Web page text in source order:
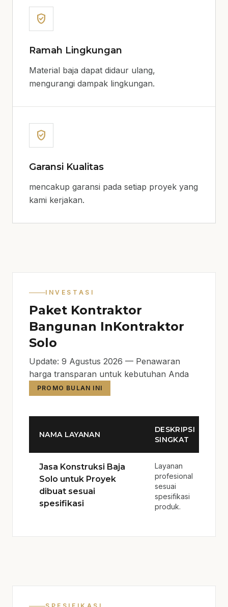
verified_user
Ramah Lingkungan
Material baja dapat didaur ulang,
mengurangi dampak lingkungan.
verified_user
Garansi Kualitas
mencakup garansi pada setiap proyek yang
kami kerjakan.
INVESTASI
Paket Kontraktor
Bangunan InKontraktor
Solo
Update: 9 Agustus 2026 — Penawaran
harga transparan untuk kebutuhan Anda
PROMO BULAN INI
NAMA LAYANAN
DESKRIPSI
SINGKAT
Jasa Konstruksi Baja
Solo untuk Proyek
dibuat sesuai
spesifikasi
Layanan
profesional
sesuai
spesifikasi
produk.